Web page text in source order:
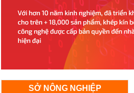
SỞ NÔNG NGHIỆP